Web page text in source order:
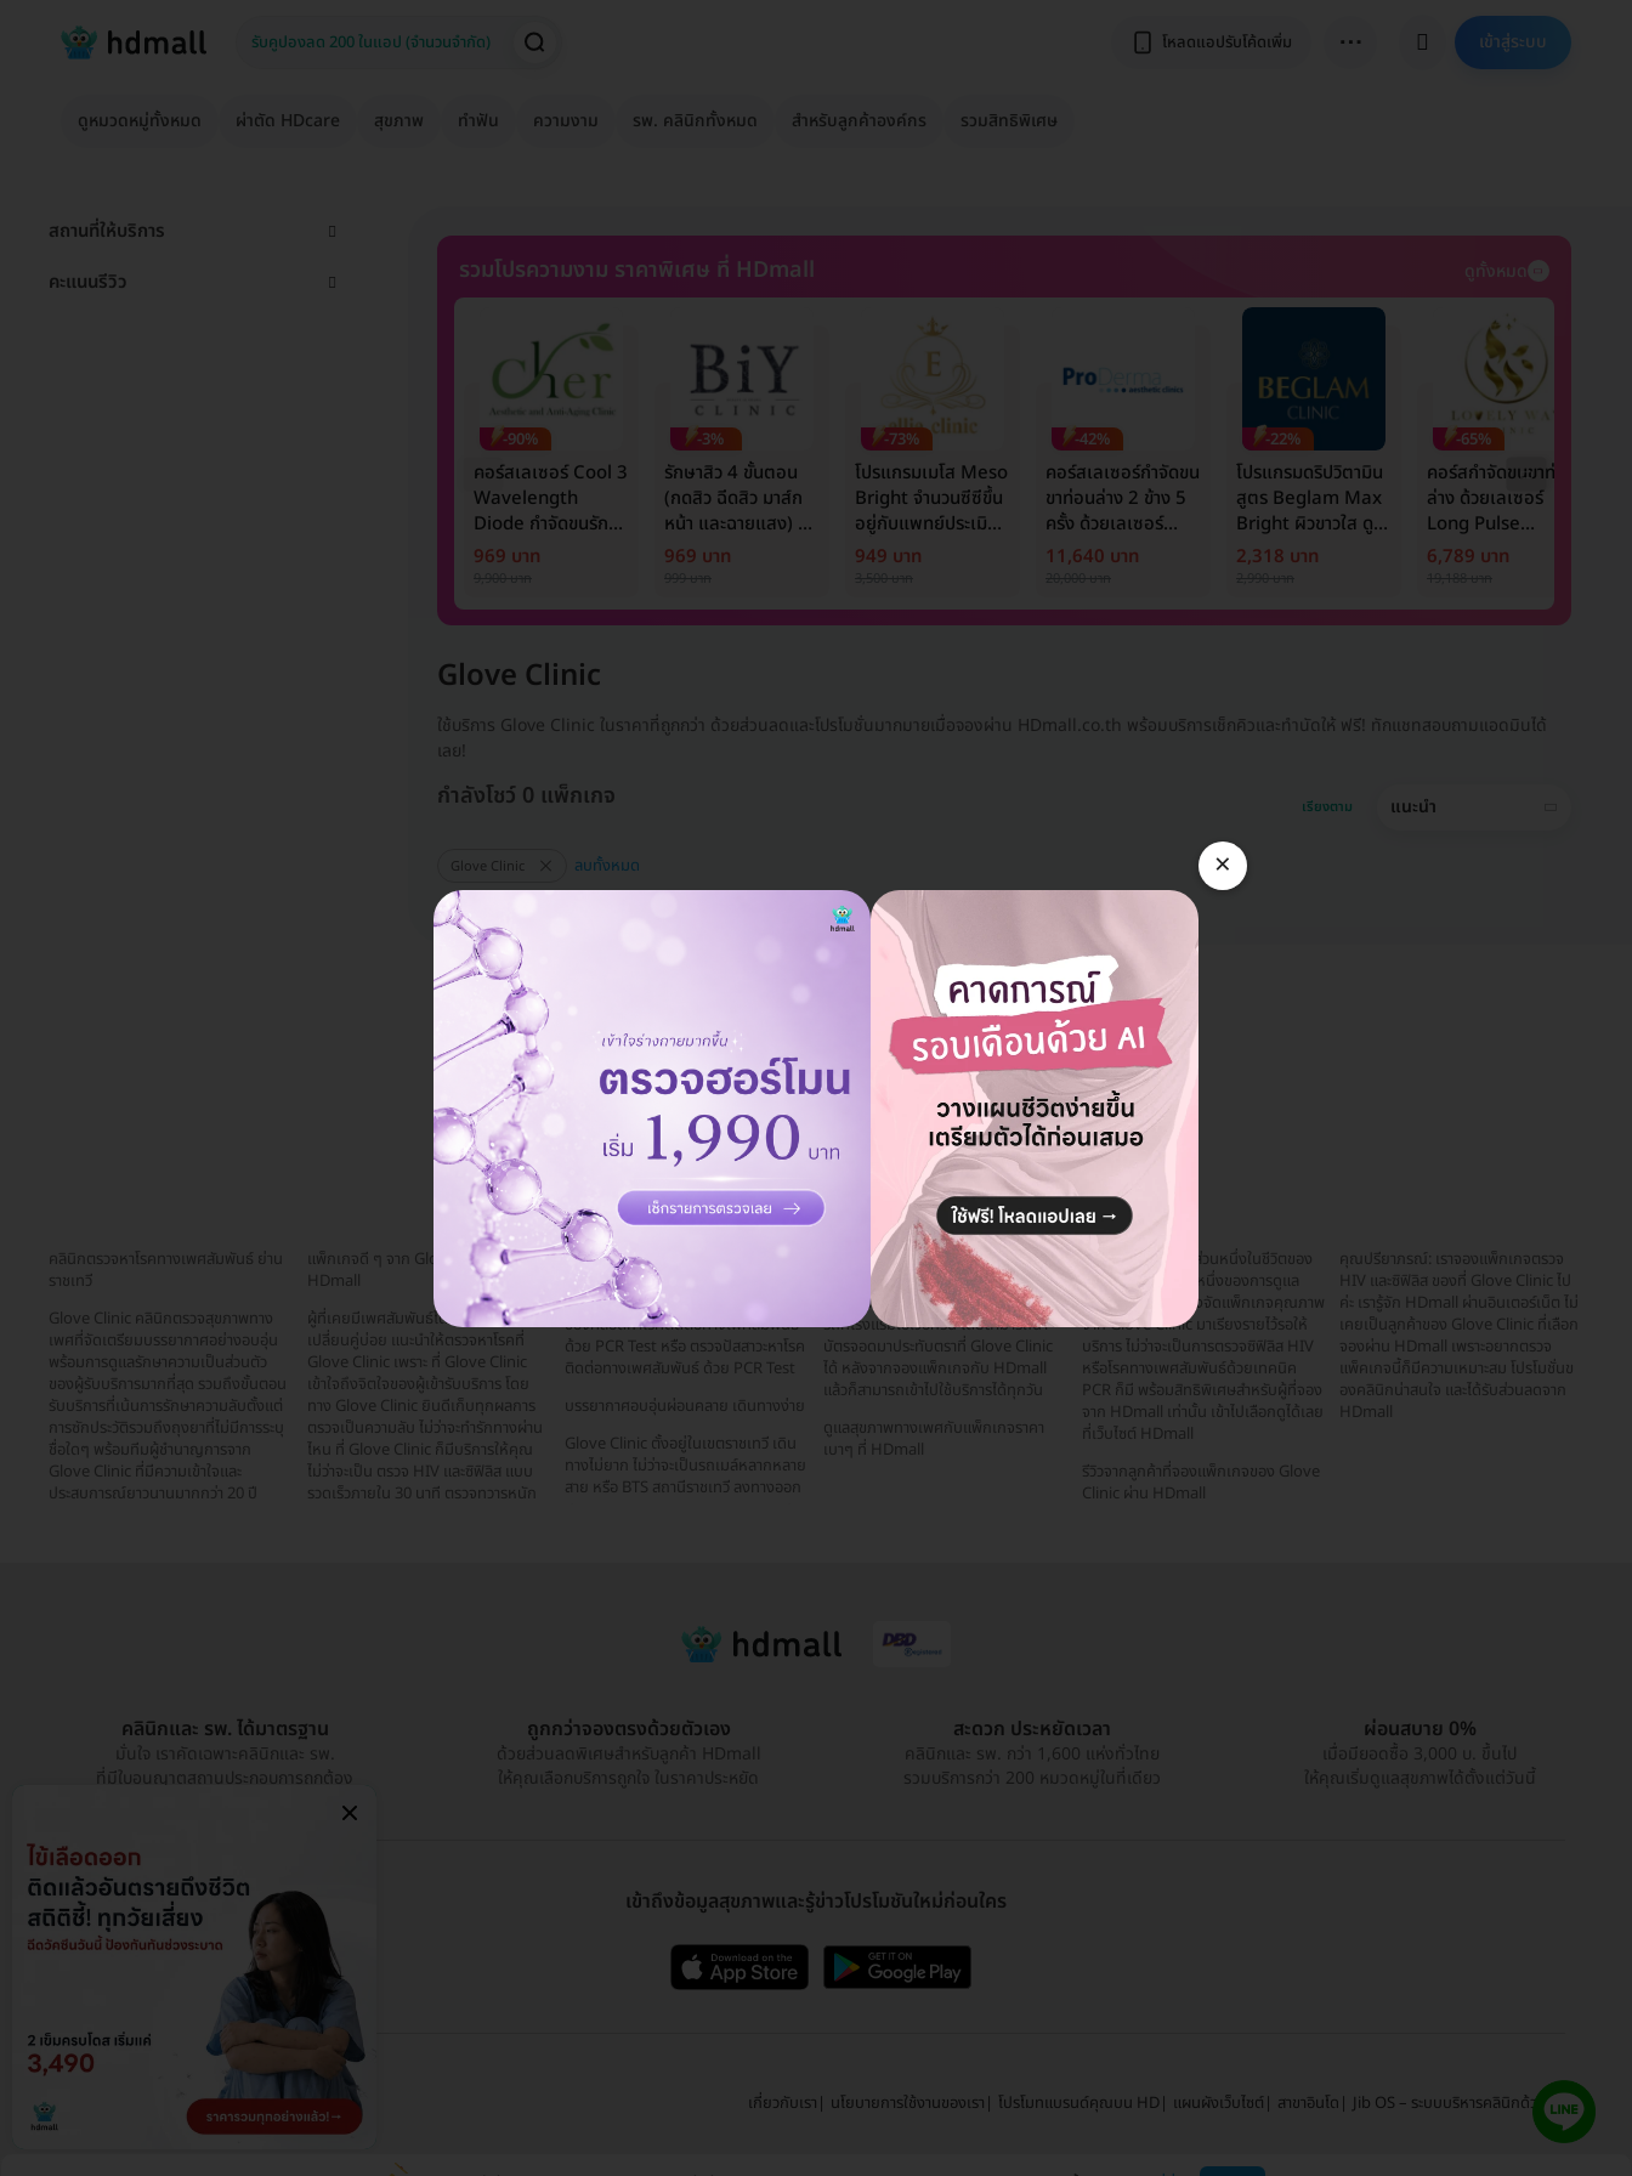
โหลดแอปรับโค้ดเพิ่ม ⋯ เข้าสู่ระบบ
ดูหมวดหมู่ทั้งหมด ผ่าตัด HDcare สุขภาพ ทำฟัน ความงาม รพ. คลินิกทั้งหมด สำหรับลูกค้าองค์กร รวมสิทธิพิเศษ
สถานที่ให้บริการ
คะแนนรีวิว
รวมโปรความงาม ราคาพิเศษ ที่ HDmall ดูทั้งหมด
-90%
คอร์สเลเซอร์ Cool 3
Wavelength
Diode กำจัดขนรักแร้
1 ปี 12 ครั้ง (1 สิทธิ์/
969 บาท
-3%
รักษาสิว 4 ขั้นตอน
(กดสิว ฉีดสิว มาส์ก
หน้า และฉายแสง) 1
ครั้ง
969 บาท
-73%
โปรแกรมเมโส Meso
Bright จำนวนซีซีขึ้น
อยู่กับแพทย์ประเมิน
เพื่อปรับผิวกระจ่างใส
949 บาท
-42%
คอร์สเลเซอร์กำจัดขน
ขาท่อนล่าง 2 ข้าง 5
ครั้ง ด้วยเลเซอร์
Mediostar Next
11,640 บาท
-22%
โปรแกรมดริปวิตามิน
สูตร Beglam Max
Bright ผิวขาวใส ดูมี
ออร่า
2,318 บาท
-65%
คอร์สกำจัดขนขาท่อน
ล่าง ด้วยเลเซอร์
Long Pulse
Nd:YAG 12 ครั้ง
6,789 บาท
Glove Clinic
ใช้บริการ Glove Clinic ในราคาที่ถูกกว่า ด้วยส่วนลดและโปรโมชั่นมากมายเมื่อจองผ่าน HDmall.co.th พร้อมบริการเช็กคิวและทำนัดให้ ฟรี! ทักแชทสอบถามแอดมินได้
เลย!
เรียงตาม แนะนำ
กำลังโชว์ 0 แพ็กเกจ
Glove Clinic ลบทั้งหมด
แอดมินพร้อมดูแลคุณทุกวันทางไลน์
คุยกับแอดมิน ฟรี!
คลินิกตรวจหาโรคทางเพศสัมพันธ์ ย่าน
ราชเทวี
Glove Clinic คลินิกตรวจสุขภาพทาง
เพศที่จัดเตรียมบรรยากาศอย่างอบอุ่น
พร้อมการดูแลรักษาความเป็นส่วนตัว
ของผู้รับบริการมากที่สุด รวมถึงขั้นตอน
รับบริการที่เน้นการรักษาความลับตั้งแต่
การซักประวัติรวมถึงถุงยาที่ไม่มีการระบุ
ชื่อใดๆ พร้อมทีมผู้ชำนาญการจาก
Glove Clinic ที่มีความเข้าใจและ
ประสบการณ์ยาวนานมากกว่า 20 ปี
แพ็กเกจดี ๆ จาก Glove Clinic บน
HDmall
ผู้ที่เคยมีเพศสัมพันธ์โดยไม่ได้ป้องกัน
เปลี่ยนคู่บ่อย แนะนำให้ตรวจหาโรคที่
Glove Clinic เพราะ ที่ Glove Clinic
เข้าใจถึงจิตใจของผู้เข้ารับบริการ โดย
ทาง Glove Clinic ยินดีเก็บทุกผลการ
ตรวจเป็นความลับ ไม่ว่าจะทำรักทางผ่าน
ไหน ที่ Glove Clinic ก็มีบริการให้คุณ
ไม่ว่าจะเป็น ตรวจ HIV และซิฟิลิส แบบ
รวดเร็วภายใน 30 นาที ตรวจทวารหนัก
หาโรคติดต่อทางเพศสัมพันธ์ ด้วย PCR
Test ตรวจลำคอหาโรคติดต่อทางเพศ
สัมพันธ์ ด้วย PCR Test ตรวจภายใน
ช่องคลอดหาโรคติดต่อทางเพศสัมพันธ์
ด้วย PCR Test หรือ ตรวจปัสสาวะหาโรค
ติดต่อทางเพศสัมพันธ์ ด้วย PCR Test
บรรยากาศอบอุ่นผ่อนคลาย เดินทางง่าย
Glove Clinic ตั้งอยู่ในเขตราชเทวี เดิน
ทางไม่ยาก ไม่ว่าจะเป็นรถเมล์หลากหลาย
สาย หรือ BTS สถานีราชเทวี ลงทางออก
ที่ 1 เดินผ่านโรงแรมเอเชีย คลินิกอยู่ที่
ชั้น 2 โซน A อาคาร L Building (ตึกสี
เขียว) หรือถ้าขับรถไปเองก็สามารถจอด
รถที่โรงแรมเอเวอกรีน โดยสามารถนำ
บัตรจอดมาประทับตราที่ Glove Clinic
ได้ หลังจากจองแพ็กเกจกับ HDmall
แล้วก็สามารถเข้าไปใช้บริการได้ทุกวัน
ดูแลสุขภาพทางเพศกับแพ็กเกจราคา
เบาๆ ที่ HDmall
สุขภาพทางเพศคือส่วนหนึ่งในชีวิตของ
มนุษย์ และเป็นส่วนหนึ่งของการดูแล
สุขภาพ HDmall จึงจัดแพ็กเกจคุณภาพ
จาก Glove Clinic มาเรียงรายไว้รอให้
บริการ ไม่ว่าจะเป็นการตรวจซิฟิลิส HIV
หรือโรคทางเพศสัมพันธ์ด้วยเทคนิค
PCR ก็มี พร้อมสิทธิพิเศษสำหรับผู้ที่จอง
จาก HDmall เท่านั้น เข้าไปเลือกดูได้เลย
ที่เว็บไซต์ HDmall
รีวิวจากลูกค้าที่จองแพ็กเกจของ Glove
Clinic ผ่าน HDmall
คุณปรียาภรณ์: เราจองแพ็กเกจตรวจ
HIV และซิฟิลิส ของที่ Glove Clinic ไป
ค่ะ เรารู้จัก HDmall ผ่านอินเตอร์เน็ต ไม่
เคยเป็นลูกค้าของ Glove Clinic ที่เลือก
จองผ่าน HDmall เพราะอยากตรวจ
แพ็คเกจนี้ก็มีความเหมาะสม โปรโมชั่นข
องคลินิกน่าสนใจ และได้รับส่วนลดจาก
HDmall
คลินิกและ รพ. ได้มาตรฐาน
มั่นใจ เราคัดเฉพาะคลินิกและ รพ.
ที่มีใบอนุญาตสถานประกอบการถูกต้อง
ถูกกว่าจองตรงด้วยตัวเอง
ด้วยส่วนลดพิเศษสำหรับลูกค้า HDmall
ให้คุณเลือกบริการถูกใจ ในราคาประหยัด
สะดวก ประหยัดเวลา
คลินิกและ รพ. กว่า 1,600 แห่งทั่วไทย
รวมบริการกว่า 200 หมวดหมู่ในที่เดียว
ผ่อนสบาย 0%
เมื่อมียอดซื้อ 3,000 บ. ขึ้นไป
ให้คุณเริ่มดูแลสุขภาพได้ตั้งแต่วันนี้
เข้าถึงข้อมูลสุขภาพและรู้ข่าวโปรโมชันใหม่ก่อนใคร
@ 2026 HDmall - สงวนลิขสิทธิ์ เกี่ยวกับเรา นโยบายการใช้งานของเรา โปรโมทแบรนด์คุณบน HD แผนผังเว็บไซต์ สาขาอินโด Jib OS – ระบบบริหารคลินิกด้วย AI
×